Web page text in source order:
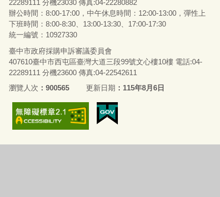
22289111 分機23030 傳真:04-22280882
辦公時間：8:00-17:00，中午休息時間：12:00-13:00，彈性上
下班時間：8:00-8:30、13:00-13:30、17:00-17:30
統一編號：10927330
臺中市政府採購申訴審議委員會
407610臺中市西屯區臺灣大道三段99號文心樓10樓 電話:04-
22289111 分機23600 傳真:04-22542611
瀏覽人次
900565 更新日期 115年8月6日